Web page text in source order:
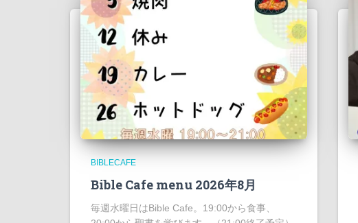
BIBLECAFE
Bible Cafe menu 2026年8月
毎週水曜日はBible Cafe。19:00から食事、